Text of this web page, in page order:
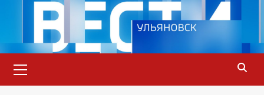
содержимому
меню